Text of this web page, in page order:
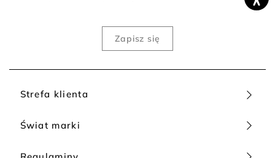
Strefa klienta
Świat marki